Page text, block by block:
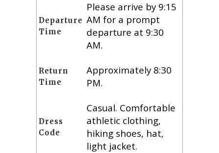
Departure
Time
Please arrive by 9:15
AM for a prompt
departure at 9:30
AM.
Return
Time
Approximately 8:30
PM.
Dress
Code
Casual. Comfortable
athletic clothing,
hiking shoes, hat,
light jacket.